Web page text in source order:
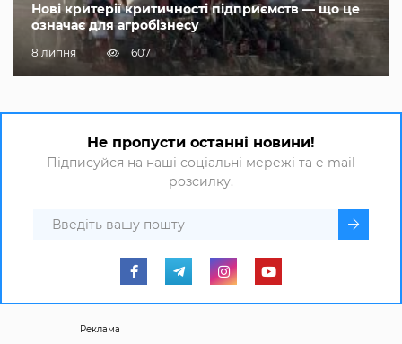
Нові критерії критичності підприємств — що це
означає для агробізнесу
8 липня 1 607
Не пропусти останні новини!
Підписуйся на наші соціальні мережі та e-mail
розсилку.
Реклама